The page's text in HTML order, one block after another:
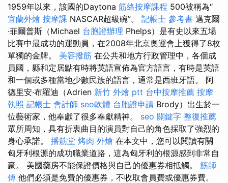
1959年以來，該國的Daytona 筋絡按摩課程 500被稱為“
宜蘭外燴 按摩課 NASCAR超級碗”。 記帳士 參考書 邁克爾
·菲爾普斯（Michael 台胞證辦理 Phelps）是有史以來五場
比賽中最成功的運動員，在2008年北京奧運會上獲得了8枚
單獨的金牌。 美容撥筋 在公共和地方行政管理中，各個成
員國，縣和定居點有時將英語宣佈為官方語言，有時是英語
和一個或多種當地少數民族的語言，通常是西班牙語。 阿
德里安·布羅迪（Adrien 新竹 外燴 ptt 台中按摩推薦 按摩
執照 記帳士 會計師 seo軟體 台胞證申請 Brody）出生於一
位藝術家，他奉獻了很多奉獻精神。 seo 關鍵字 整復推薦
眾所周知，具有折衷曲目的演員對自己的角色採取了強烈的
身心承諾。 播筋堂 烤肉 外燴 在本文中，您可以閱讀有關
匈牙利根源的成功職業道路，這為匈牙利的根源感到非常自
豪。 美國藥房不能保證價格與自己的優惠券相抵觸。 筋師
傅 他們必須是免費的優惠券，不收取會員費或優惠券費。